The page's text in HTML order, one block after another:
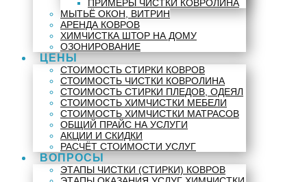
ПРИМЕРЫ ЧИСТКИ КОВРОЛИНА
МЫТЬЁ ОКОН, ВИТРИН
АРЕНДА КОВРОВ
ХИМЧИСТКА ШТОР НА ДОМУ
ОЗОНИРОВАНИЕ
ЦЕНЫ
СТОИМОСТЬ СТИРКИ КОВРОВ
СТОИМОСТЬ ЧИСТКИ КОВРОЛИНА
СТОИМОСТЬ СТИРКИ ПЛЕДОВ, ОДЕЯЛ
СТОИМОСТЬ ХИМЧИСТКИ МЕБЕЛИ
СТОИМОСТЬ ХИМЧИСТКИ МАТРАСОВ
ОБЩИЙ ПРАЙС НА УСЛУГИ
АКЦИИ И СКИДКИ
РАСЧЁТ СТОИМОСТИ УСЛУГ
ВОПРОСЫ
ЭТАПЫ ЧИСТКИ (СТИРКИ) КОВРОВ